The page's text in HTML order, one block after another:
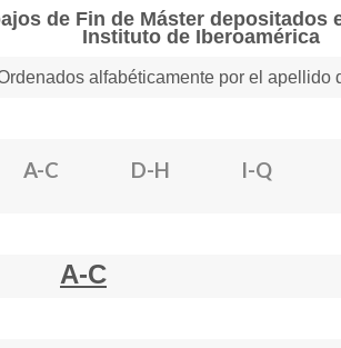
de Fin de Máster depositados
Instituto de Iberoamérica
alfabéticamente por el apellido
A-C D-H I-Q
A-C